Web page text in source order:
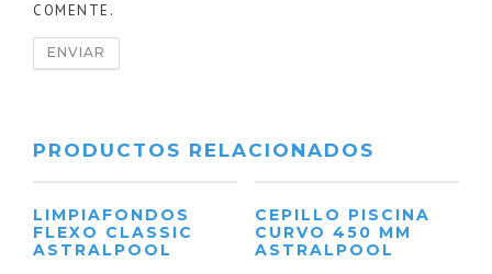
COMENTE.
PRODUCTOS RELACIONADOS
LIMPIAFONDOS
FLEXO CLASSIC
ASTRALPOOL
CEPILLO PISCINA
CURVO 450 MM
ASTRALPOOL